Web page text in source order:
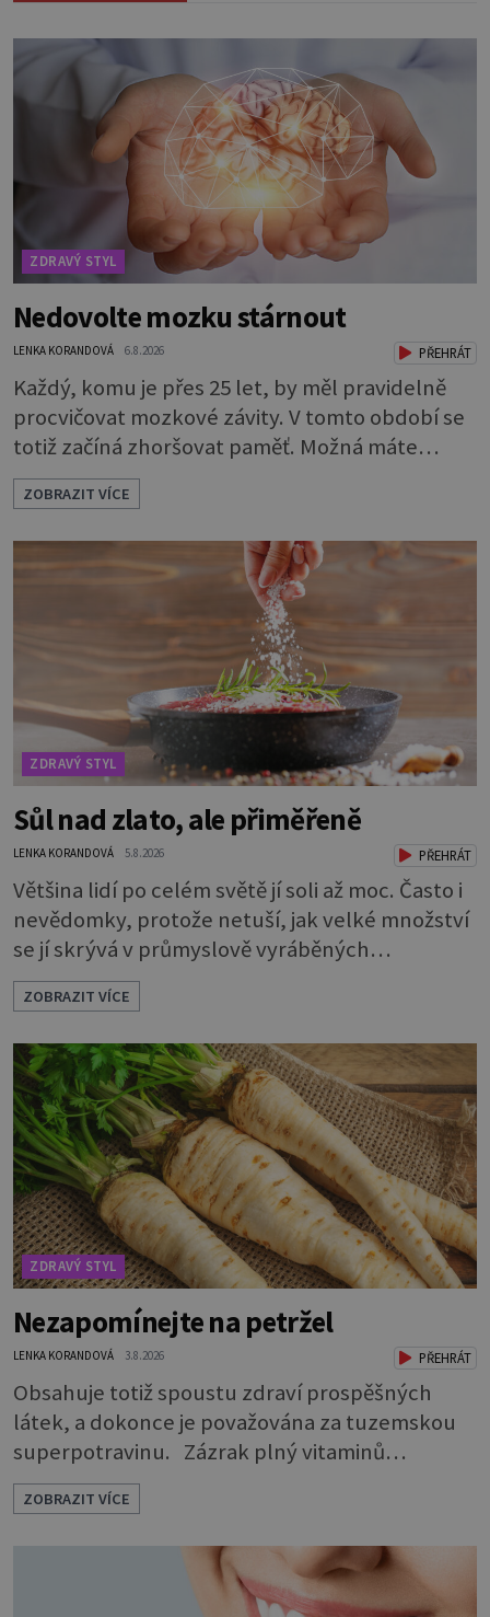
ZDRAVÝ STYL
Nedovolte mozku stárnout
LENKA KORANDOVÁ 6.8.2026 PŘEHRÁT
Každý, komu je přes 25 let, by měl pravidelně
procvičovat mozkové závity. V tomto období se
totiž začíná zhoršovat paměť. Možná máte
problém vzpomenout si na jméno kolegy z
práce. Nebo marně v paměti lovíte název
knížky, kterou jste nedávno přečetli. Je to
opravdu tak, s věkem jako kdyby se paměť
Procvičujte mozkové závity. Není to nijak slož
ZOBRAZIT VÍCE
ZDRAVÝ STYL
Sůl nad zlato, ale přiměřeně
LENKA KORANDOVÁ 5.8.2026 PŘEHRÁT
Většina lidí po celém světě jí soli až moc. Často i
nevědomky, protože netuší, jak velké množství
se jí skrývá v průmyslově vyráběných
potravinách, dokonce i těch sladkých. Sůl je
zdravá Ale v ani ne třetinovém množství, než je
pro většinu populace běžné. Její základní
složky– sodík a chlór – jsou zásadní pro správné
hospodaření organismu s tekutinami. Pomáhají
totiž udrž
ZOBRAZIT VÍCE
ZDRAVÝ STYL
Nezapomínejte na petržel
LENKA KORANDOVÁ 3.8.2026 PŘEHRÁT
Obsahuje totiž spoustu zdraví prospěšných
látek, a dokonce je považována za tuzemskou
superpotravinu. Zázrak plný vitaminů
V petrželi najdete vitaminy B1, B2, B3, B6,
provitamin A, vitamin E a velké množství
vitamínu C (nejvíce ho má nať, dokonce třikrát
více než pomeranč, v kořeni je také, ale je ho
desetkrát méně), a kyselinu listovou. Ale to
ZOBRAZIT VÍCE